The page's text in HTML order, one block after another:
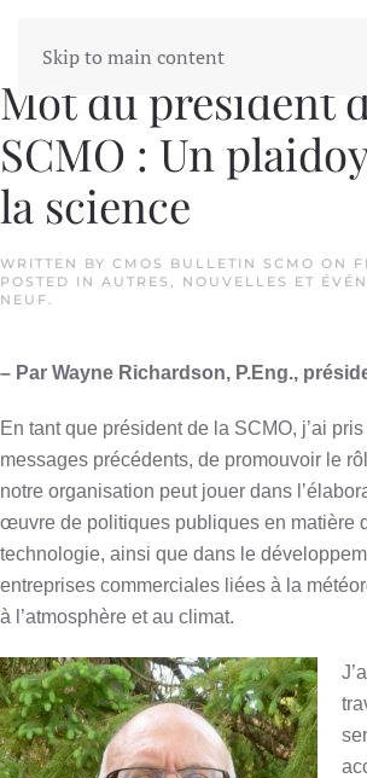
Skip to main content
Mot du président
SCMO : Un
la science
WRITTEN BY CMOS BULLETIN SCMO ON
POSTED IN AUTRES , NOUVELLES ET
NEUF.
– Par Wayne Richardson, P.Eng.,
En tant que président de la SCMO, j’ai
messages précédents, de promouvoir le
notre organisation peut jouer dans
œuvre de politiques publiques en matière
technologie, ainsi que dans le
entreprises commerciales liées à la
à l’atmosphère et au climat.